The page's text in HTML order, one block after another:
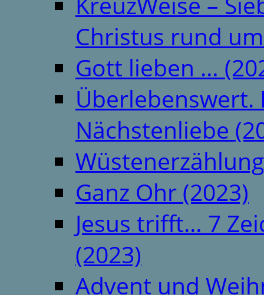
Christus rund
Gott lieben …
Überlebenswert.
Nächstenliebe
Ganz Ohr (2023)
Jesus trifft… 7
(2023)
Advent und